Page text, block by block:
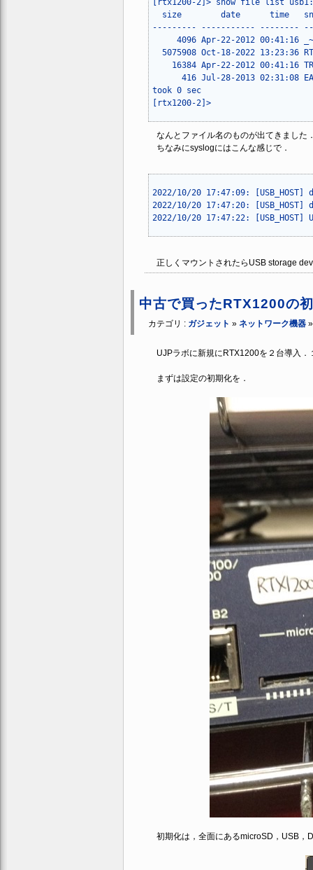
[rtx1200-2]> show file list
size        date      time
--------- ----------- --------
4096 Apr-22-2012 00:41:16
5075908 Oct-18-2022 13:23:36
16384 Apr-22-2012 00:41:16
416 Jul-28-2013 02:31:08
took 0 sec
なんとファイル名のものが出てきました
ちなみにsyslogにはこんな感じで．
2022/10/20 17:47:09:
2022/10/20 17:47:20:
正しくマウントされたらUSB storage
中古で買ったRTX1200の
カテゴリ : ガジェット » ネットワーク機器
UJPラボに新規にRTX1200を２台導入．
まずは設定の初期化を．
初期化は，全面にあるmicroSD，USB，